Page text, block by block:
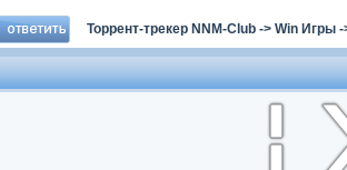
Торрент-трекер NNM-Club -> Win Игры